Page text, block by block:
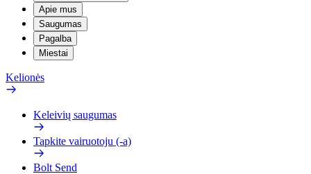
Apie mus
Saugumas
Pagalba
Miestai
Kelionės
Keleivių saugumas
Tapkite vairuotoju (-a)
Bolt Send